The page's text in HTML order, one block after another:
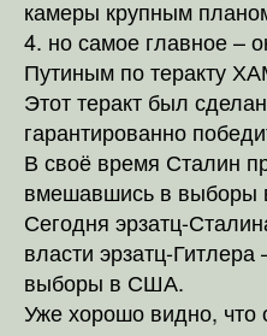
камеры крупным
4. но самое главное –
Путиным по теракту
Этот теракт был
гарантированно
В своё время Сталин
вмешавшись в выборы
Сегодня эрзатц-
власти эрзатц-
выборы в США.
Уже хорошо видно, что